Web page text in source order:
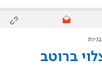
ברוטב